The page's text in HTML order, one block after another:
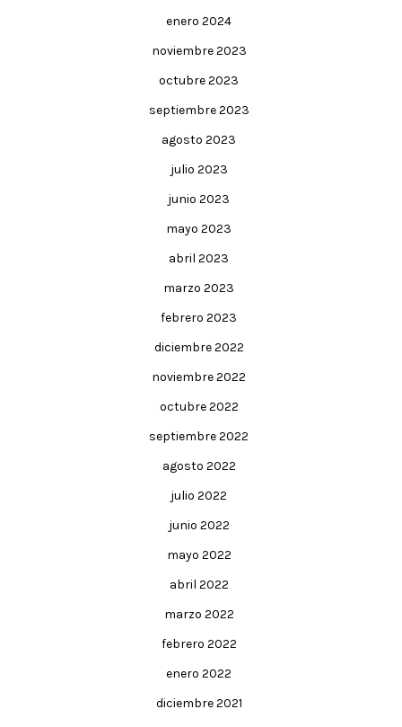
enero 2024
noviembre 2023
octubre 2023
septiembre 2023
agosto 2023
julio 2023
junio 2023
mayo 2023
abril 2023
marzo 2023
febrero 2023
diciembre 2022
noviembre 2022
octubre 2022
septiembre 2022
agosto 2022
julio 2022
junio 2022
mayo 2022
abril 2022
marzo 2022
febrero 2022
enero 2022
diciembre 2021